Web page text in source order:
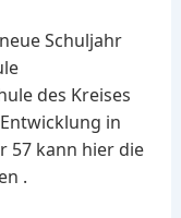
Schuljahr
des Kreises
in
57 kann hier die
.